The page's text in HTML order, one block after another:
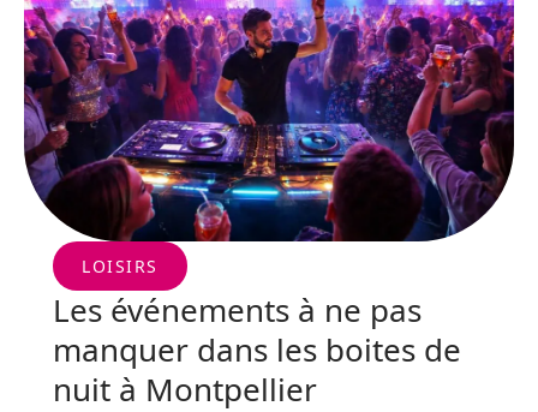
LOISIRS
Les événements à ne pas
manquer dans les boites de
nuit à Montpellier